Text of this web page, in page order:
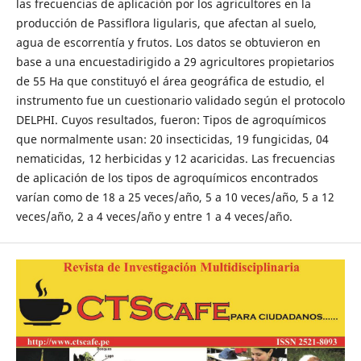
las frecuencias de aplicación por los agricultores en la
producción de Passiflora ligularis, que afectan al suelo,
agua de escorrentía y frutos. Los datos se obtuvieron en
base a una encuestadirigido a 29 agricultores propietarios
de 55 Ha que constituyó el área geográfica de estudio, el
instrumento fue un cuestionario validado según el protocolo
DELPHI. Cuyos resultados, fueron: Tipos de agroquímicos
que normalmente usan: 20 insecticidas, 19 fungicidas, 04
nematicidas, 12 herbicidas y 12 acaricidas. Las frecuencias
de aplicación de los tipos de agroquímicos encontrados
varían como de 18 a 25 veces/año, 5 a 10 veces/año, 5 a 12
veces/año, 2 a 4 veces/año y entre 1 a 4 veces/año.